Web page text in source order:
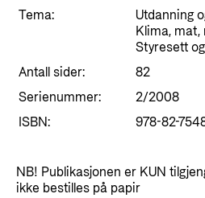
Tema:
Utdanning
Klima, mat,
Styresett
Antall sider:
82
Serienummer:
2/2008
ISBN:
978-82-
NB! Publikasjonen er KUN
ikke bestilles på papir